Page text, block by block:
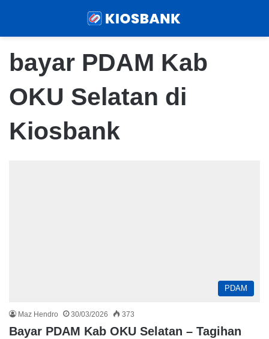
bayar PDAM Kab
OKU Selatan di
Kiosbank
PDAM
Maz Hendro 30/03/2026 373
Bayar PDAM Kab OKU Selatan – Tagihan